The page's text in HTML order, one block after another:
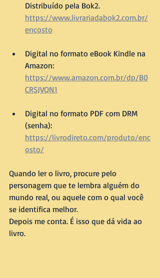
Distribuído pela Bok2.
https://www.livrariadabok2.com.br/
encosto
Digital no formato eBook Kindle na
Amazon:
https://www.amazon.com.br/dp/B0
CRSJVQN1
Digital no formato PDF com DRM
(senha):
https://livrodireto.com/produto/enc
osto/
Quando ler o livro, procure pelo
personagem que te lembra alguém do
mundo real, ou aquele com o qual você
se identifica melhor.
Depois me conta. É isso que dá vida ao
livro.